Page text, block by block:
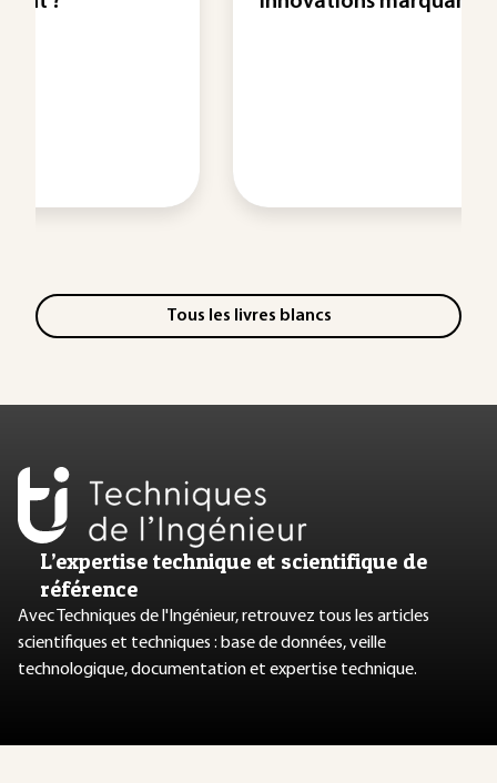
Tous les livres blancs
L’expertise technique et scientifique de
référence
Avec Techniques de l'Ingénieur, retrouvez tous les articles
scientifiques et techniques : base de données, veille
technologique, documentation et expertise technique.